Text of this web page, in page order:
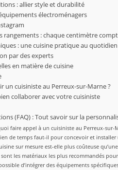
: allier style et durabilité
électroménagers
rangements : chaque centimètre
: une cuisine pratique au quotidien
par des experts
en matière de cuisine
un cuisiniste au Perreux-sur-Marne ?
collaborer avec votre cuisiniste
(FAQ) : Tout savoir sur la
faire appel à un cuisiniste au Perreux-sur-
de temps faut-il pour concevoir et installer
sur mesure est-elle plus coûteuse
sont les matériaux les plus recommandés
d’intégrer des équipements